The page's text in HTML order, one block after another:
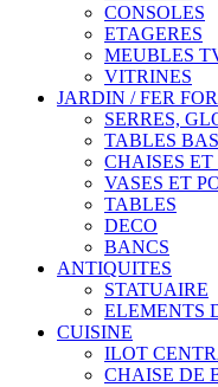
CONSOLES
ETAGERES
MEUBLES
VITRINES
JARDIN / FER
SERRES,
TABLES
CHAISES
VASES ET
TABLES
DECO
BANCS
ANTIQUITES
STATUAIRE
ELEMENTS
CUISINE
ILOT
CHAISE DE